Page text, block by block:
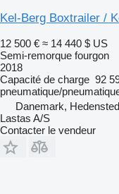
Kel-Berg Boxtrailer /
12 500 € ≈ 14 440 $ US
Semi-remorque fourgon
2018
Capacité de charge 92
pneumatique/
Danemark, Hedensted
Lastas A/S
Contacter le vendeur